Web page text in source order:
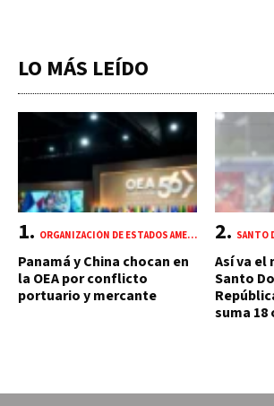
LO MÁS LEÍDO
ORGANIZACIÓN DE ESTADOS AMERICANOS (OEA)
Panamá y China chocan en
la OEA por conflicto
portuario y mercante
SANTO
Así va el
Santo
suma 18